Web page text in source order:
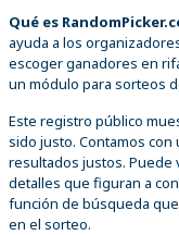
Qué es
ayuda a los
escoger ganadores en
un módulo para sorteos
Este registro público
sido justo. Contamos
resultados justos. Puede
detalles que figuran a
función de búsqueda
en el sorteo.